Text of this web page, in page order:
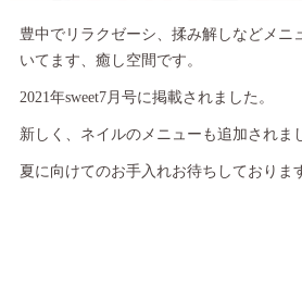
豊中でリラクゼーシ、揉み解しなどメニ
いてます、癒し空間です。
2021年sweet7月号に掲載されました。
新しく、ネイルのメニューも追加されま
夏に向けてのお手入れお待ちしておりま